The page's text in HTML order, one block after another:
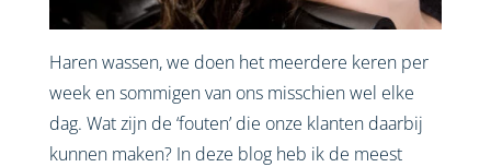
Haren wassen, we doen het meerdere keren per
week en sommigen van ons misschien wel elke
dag. Wat zijn de ‘fouten’ die onze klanten daarbij
kunnen maken? In deze blog heb ik de meest